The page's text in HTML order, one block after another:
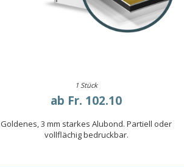
1 Stück
ab Fr. 102.10
Goldenes, 3 mm starkes Alubond. Partiell oder
vollflächig bedruckbar.